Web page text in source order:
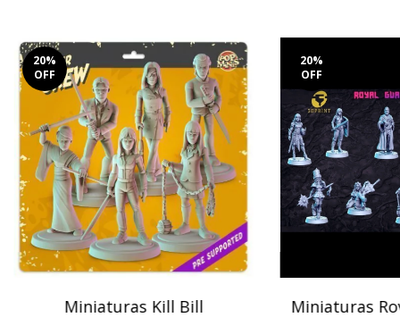
20%
OFF
Miniaturas Kill Bill
20%
OFF
Miniaturas